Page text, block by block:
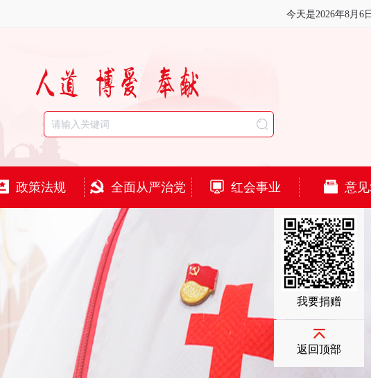
今天是2026年8月6
政策法规 全面从严治党 红会事业 意
我要捐赠
返回顶部